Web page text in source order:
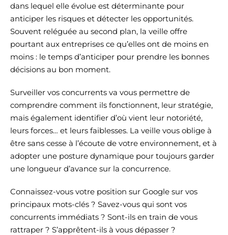
dans lequel elle évolue est déterminante pour
anticiper les risques et détecter les opportunités.
Souvent reléguée au second plan, la veille offre
pourtant aux entreprises ce qu’elles ont de moins en
moins : le temps d’anticiper pour prendre les bonnes
décisions au bon moment.
Surveiller vos concurrents va vous permettre de
comprendre comment ils fonctionnent, leur stratégie,
mais également identifier d’où vient leur notoriété,
leurs forces… et leurs faiblesses. La veille vous oblige à
être sans cesse à l’écoute de votre environnement, et à
adopter une posture dynamique pour toujours garder
une longueur d’avance sur la concurrence.
Connaissez-vous votre position sur Google sur vos
principaux mots-clés ? Savez-vous qui sont vos
concurrents immédiats ? Sont-ils en train de vous
rattraper ? S’apprêtent-ils à vous dépasser ?